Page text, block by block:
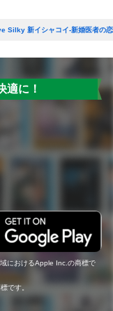
Silky 新イシャコイ-新婚医者の
適に！
におけるApple Inc.の商標で
です。